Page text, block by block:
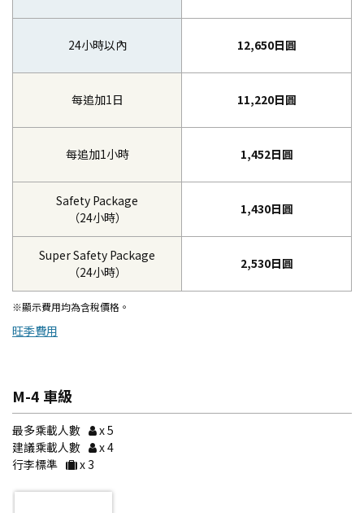
24小時以內
每追加1日
每追加1小時
Safety Package
（24小時）
Super Safety Package
（24小時）
12,650日圓
11,220日圓
1,452日圓
1,430日圓
2,530日圓
※顯示費用均為含稅價格。
旺季費用
M-4 車級
最多乘載人數
x 5
建議乘載人數
x 4
行李標準
x 3